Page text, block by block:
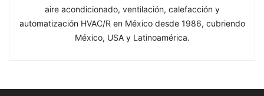
aire acondicionado, ventilación, calefacción y
automatización HVAC/R en México desde 1986, cubriendo
México, USA y Latinoamérica.